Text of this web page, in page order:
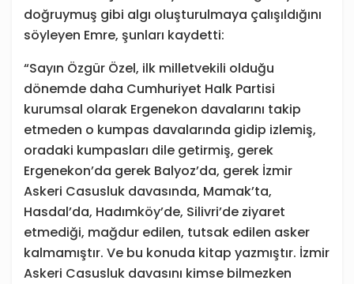
doğruymuş gibi algı oluşturulmaya çalışıldığını
söyleyen Emre, şunları kaydetti:
“Sayın Özgür Özel, ilk milletvekili olduğu
dönemde daha Cumhuriyet Halk Partisi
kurumsal olarak Ergenekon davalarını takip
etmeden o kumpas davalarında gidip izlemiş,
oradaki kumpasları dile getirmiş, gerek
Ergenekon’da gerek Balyoz’da, gerek İzmir
Askeri Casusluk davasında, Mamak’ta,
Hasdal’da, Hadımköy’de, Silivri’de ziyaret
etmediği, mağdur edilen, tutsak edilen asker
kalmamıştır. Ve bu konuda kitap yazmıştır. İzmir
Askeri Casusluk davasını kimse bilmezken